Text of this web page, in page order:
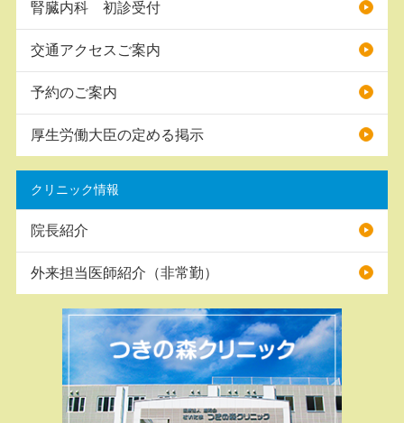
腎臓内科 初診受付
交通アクセスご案内
予約のご案内
厚生労働大臣の定める掲示
クリニック情報
院長紹介
外来担当医師紹介（非常勤）